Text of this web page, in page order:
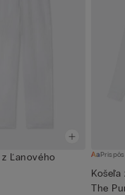
Ľanového
The